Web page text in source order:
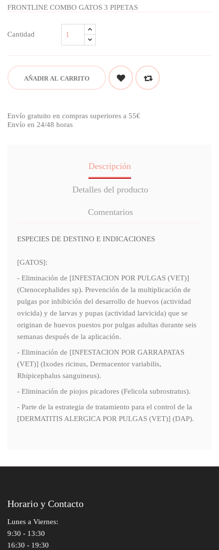
FRONTLINE COMBO GATOS 3 PIPETAS
Cantidad
AÑADIR AL CARRITO
Envío gratuito en compras superiores a 55€
Envío en 24/48 horas
Descripción
Detalles del producto
Comentarios
ESPECIES DE DESTINO E INDICACIONES
[GATOS]:
- Eliminación de [INFESTACION POR PULGAS (VET)]
(Ctenocephalides sp). Prevención de la multiplicación de
pulgas por inhibición del desarrollo de huevos (actividad
ovicida) y de larvas y pupas (actividad larvicida) que se
originan de huevos puestos por pulgas adultas durante seis
semanas después de la aplicación.
- Eliminación de [INFESTACION POR GARRAPATAS
(VET)] (Ixodes ricinus, Dermacentor variabilis,
Rhipicephalus sanguineus).
- Eliminación de piojos picadores (Felicola subrostratus).
- Parte de la estrategia de tratamiento para el control de la
[DERMATITIS ALERGICA POR PULGAS (VET)] (DAP).
Horario y Contacto
Lunes a Viernes:
9:30 - 13:30
16:30 - 19:30